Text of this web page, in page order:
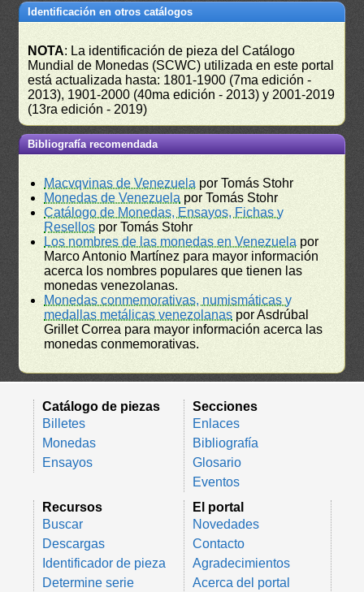
Identificación en otros catálogos
NOTA: La identificación de pieza del Catálogo
Mundial de Monedas (SCWC) utilizada en este portal
está actualizada hasta: 1801-1900 (7ma edición -
2013), 1901-2000 (40ma edición - 2013) y 2001-2019
(13ra edición - 2019)
Bibliografía recomendada
Macvqvinas de Venezuela por Tomás Stohr
Monedas de Venezuela por Tomás Stohr
Catálogo de Monedas, Ensayos, Fichas y
Resellos por Tomás Stohr
Los nombres de las monedas en Venezuela por
Marco Antonio Martínez para mayor información
acerca los nombres populares que tienen las
monedas venezolanas.
Monedas conmemorativas, numismáticas y
medallas metálicas venezolanas por Asdrúbal
Grillet Correa para mayor información acerca las
monedas conmemorativas.
Catálogo de piezas
Billetes
Monedas
Ensayos
Secciones
Enlaces
Bibliografía
Glosario
Eventos
Recursos
Buscar
Descargas
Identificador de pieza
Determine serie
El portal
Novedades
Contacto
Agradecimientos
Acerca del portal